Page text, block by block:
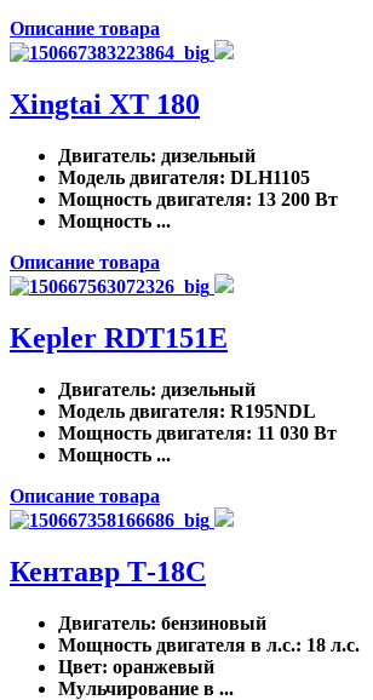
Описание товара
Xingtai ХТ 180
Двигатель: дизельный
Модель двигателя: DLH1105
Мощность двигателя: 13 200 Вт
Мощность ...
Описание товара
Kepler RDT151E
Двигатель: дизельный
Модель двигателя: R195NDL
Мощность двигателя: 11 030 Вт
Мощность ...
Описание товара
Кентавр Т-18C
Двигатель: бензиновый
Мощность двигателя в л.с.: 18 л.с.
Цвет: оранжевый
Мульчирование в ...